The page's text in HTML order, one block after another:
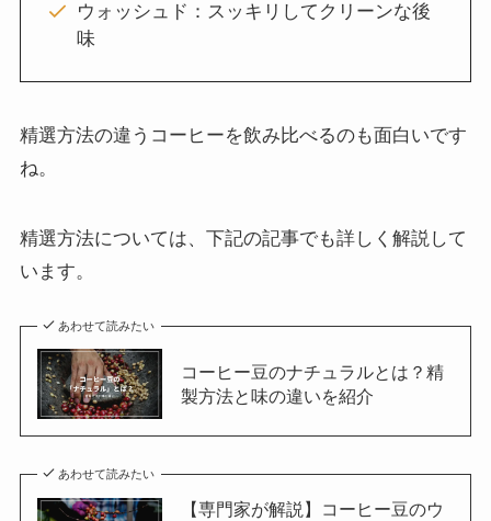
ウォッシュド：スッキリしてクリーンな後
味
精選方法の違うコーヒーを飲み比べるのも面白いです
ね。
精選方法については、下記の記事でも詳しく解説して
います。
あわせて読みたい
コーヒー豆のナチュラルとは？精
製方法と味の違いを紹介
あわせて読みたい
【専門家が解説】コーヒー豆のウ